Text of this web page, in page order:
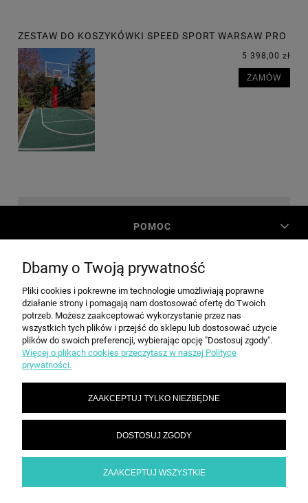
ZESTAW DO KOSZYKÓWKI SPEED SPORT WARSAW PRO
5 398,00 zł
ZAMÓW
POMOC
MOJE KONTO
PŁATNOŚCI I DOSTAWA
INFORMACJE
O NAS
SPEED grupa Sp. z o.o. | ul. Parkowa 12, 05-200 Wołomin |sekretariat@spd.pl
Dbamy o Twoją prywatność
Pliki cookies i pokrewne im technologie umożliwiają poprawne
działanie strony i pomagają nam dostosować ofertę do Twoich
potrzeb. Możesz zaakceptować wykorzystanie przez nas
wszystkich tych plików i przejść do sklepu lub dostosować użycie
plików do swoich preferencji, wybierając opcję "Dostosuj zgody".
Więcej o plikach cookies przeczytasz w naszej Polityce
prywatności.
ZAAKCEPTUJ TYLKO NIEZBĘDNE
DOSTOSUJ ZGODY
ZAAKCEPTUJ WSZYSTKIE